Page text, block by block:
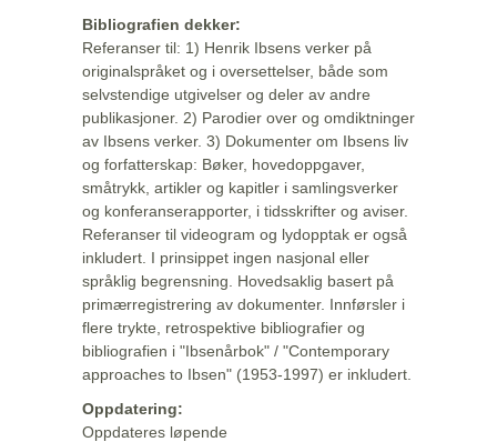
Bibliografien dekker:
Referanser til: 1) Henrik Ibsens verker på
originalspråket og i oversettelser, både som
selvstendige utgivelser og deler av andre
publikasjoner. 2) Parodier over og omdiktninger
av Ibsens verker. 3) Dokumenter om Ibsens liv
og forfatterskap: Bøker, hovedoppgaver,
småtrykk, artikler og kapitler i samlingsverker
og konferanserapporter, i tidsskrifter og aviser.
Referanser til videogram og lydopptak er også
inkludert. I prinsippet ingen nasjonal eller
språklig begrensning. Hovedsaklig basert på
primærregistrering av dokumenter. Innførsler i
flere trykte, retrospektive bibliografier og
bibliografien i "Ibsenårbok" / "Contemporary
approaches to Ibsen" (1953-1997) er inkludert.
Oppdatering:
Oppdateres løpende